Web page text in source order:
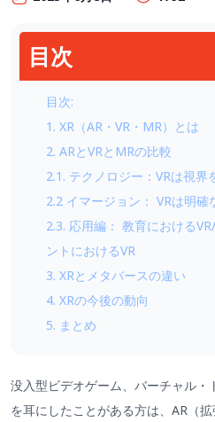
目次
目次:
1. XR（AR・VR・MR）とは
2. ARとVRとMRの比較
2.1. テクノロジー：VRは視
2.2 イマージョン： VRは明
2.3. 応用編： 教育における
ントにおけるVR
3. XRとメタバースの違い
4. XRの今後の動向
5. まとめ
没入型ビデオゲーム、バーチャル
を耳にしたことがある方は、AR（拡